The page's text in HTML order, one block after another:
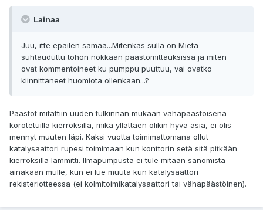
Lainaa
Juu, itte epäilen samaa...Mitenkäs sulla on Mieta
suhtauduttu tohon nokkaan päästömittauksissa ja miten
ovat kommentoineet ku pumppu puuttuu, vai ovatko
kiinnittäneet huomiota ollenkaan...?
Päästöt mitattiin uuden tulkinnan mukaan vähäpäästöisenä
korotetuilla kierroksilla, mikä yllättäen olikin hyvä asia, ei olis
mennyt muuten läpi. Kaksi vuotta toimimattomana ollut
katalysaattori rupesi toimimaan kun konttorin setä sitä pitkään
kierroksilla lämmitti. Ilmapumpusta ei tule mitään sanomista
ainakaan mulle, kun ei lue muuta kun katalysaattori
rekisteriotteessa (ei kolmitoimikatalysaattori tai vähäpäästöinen).